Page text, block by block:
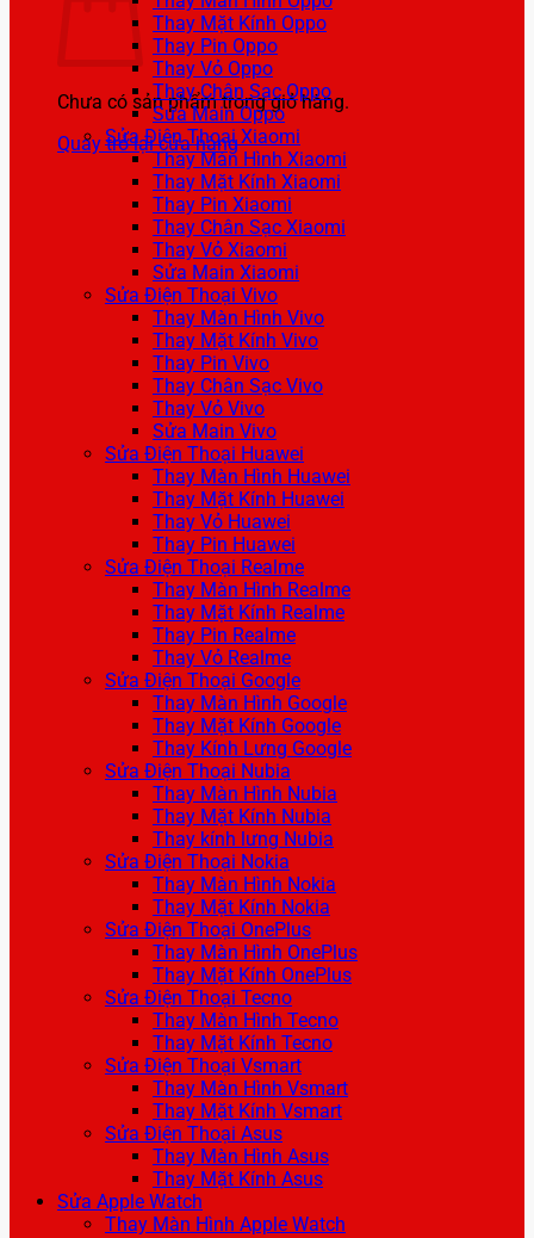
Chưa có sản phẩm trong giỏ hàng.
Quay trở lại cửa hàng
Thay Mặt Kính Oppo
Thay Pin Oppo
Thay Vỏ Oppo
Thay Chân Sạc Oppo
Sửa Main Oppo
Sửa Điện Thoại Xiaomi
Thay Màn Hình Xiaomi
Thay Mặt Kính Xiaomi
Thay Pin Xiaomi
Thay Chân Sạc Xiaomi
Thay Vỏ Xiaomi
Sửa Main Xiaomi
Sửa Điện Thoại Vivo
Thay Màn Hình Vivo
Thay Mặt Kính Vivo
Thay Pin Vivo
Thay Chân Sạc Vivo
Thay Vỏ Vivo
Sửa Main Vivo
Sửa Điện Thoại Huawei
Thay Màn Hình Huawei
Thay Mặt Kính Huawei
Thay Vỏ Huawei
Thay Pin Huawei
Sửa Điện Thoại Realme
Thay Màn Hình Realme
Thay Mặt Kính Realme
Thay Pin Realme
Thay Vỏ Realme
Sửa Điện Thoại Google
Thay Màn Hình Google
Thay Mặt Kính Google
Thay Kính Lưng Google
Sửa Điện Thoại Nubia
Thay Màn Hình Nubia
Thay Mặt Kính Nubia
Thay kính lưng Nubia
Sửa Điện Thoại Nokia
Thay Màn Hình Nokia
Thay Mặt Kính Nokia
Sửa Điện Thoại OnePlus
Thay Màn Hình OnePlus
Thay Mặt Kính OnePlus
Sửa Điện Thoại Tecno
Thay Màn Hình Tecno
Thay Mặt Kính Tecno
Sửa Điện Thoại Vsmart
Thay Màn Hình Vsmart
Thay Mặt Kính Vsmart
Sửa Điện Thoại Asus
Thay Màn Hình Asus
Thay Mặt Kính Asus
Sửa Apple Watch
Thay Màn Hình Apple Watch